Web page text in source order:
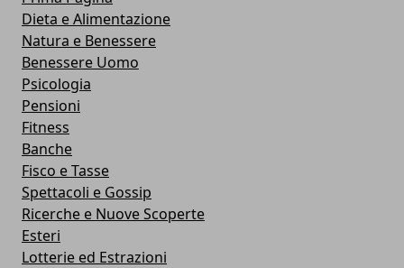
Dieta e Alimentazione
Natura e Benessere
Benessere Uomo
Psicologia
Pensioni
Fitness
Banche
Fisco e Tasse
Spettacoli e Gossip
Ricerche e Nuove Scoperte
Esteri
Lotterie ed Estrazioni